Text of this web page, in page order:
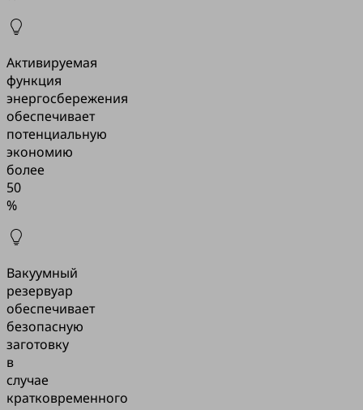
Активируемая
функция
энергосбережения
обеспечивает
потенциальную
экономию
более
50
%
Вакуумный
резервуар
обеспечивает
безопасную
заготовку
в
случае
кратковременного